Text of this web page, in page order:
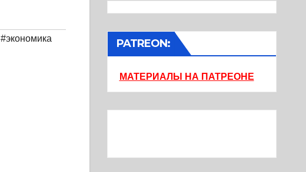
#экономика PATREON:
МАТЕРИАЛЫ НА ПАТРЕОНЕ